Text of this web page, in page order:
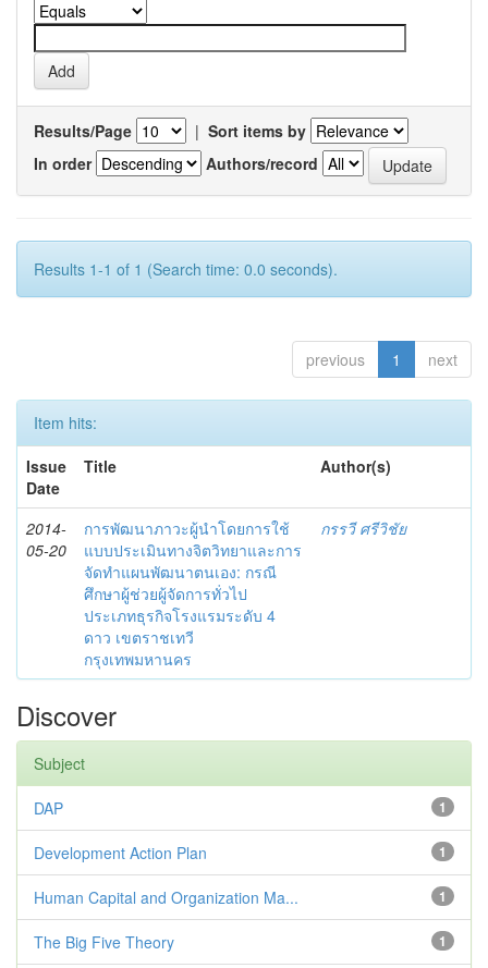
Results/Page | Sort items by
In order
Authors/record
Results 1-1 of 1 (Search time: 0.0 seconds).
previous 1 next
Item hits:
Issue
Date
Title Author(s)
2014-
05-20
การพัฒนาภาวะผู้นำโดยการใช้
แบบประเมินทางจิตวิทยาและการ
จัดทำแผนพัฒนาตนเอง: กรณี
ศึกษาผู้ช่วยผู้จัดการทั่วไป
ประเภทธุรกิจโรงแรมระดับ 4
ดาว เขตราชเทวี
กรุงเทพมหานคร
กรรวี ศรีวิชัย
Discover
Subject
1
DAP
1
Development Action Plan
1
Human Capital and Organization Ma...
1
The Big Five Theory